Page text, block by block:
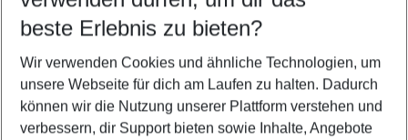
5-8 Nächte
2 Erwachsene Keine Kinder
Mehr Filter anzeigen
beste Erlebnis zu bieten?
Wir verwenden Cookies und ähnliche Technologien, um
unsere Webseite für dich am Laufen zu halten. Dadurch
können wir die Nutzung unserer Plattform verstehen und
verbessern, dir Support bieten sowie Inhalte, Angebote